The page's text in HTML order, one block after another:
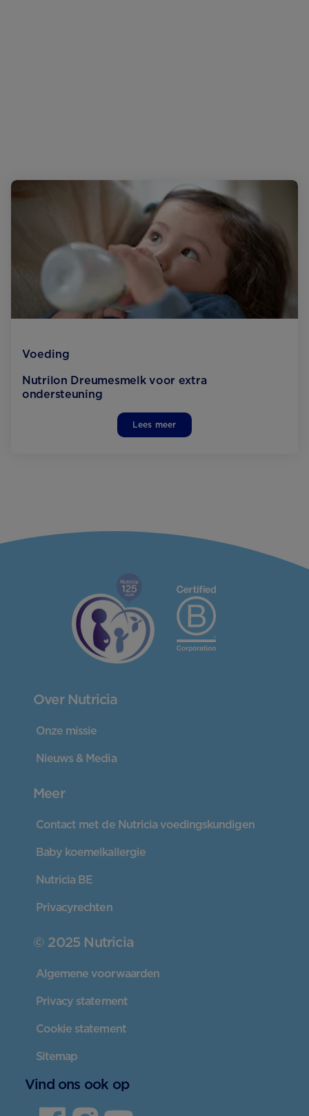
Voeding
Nutrilon Dreumesmelk voor extra
ondersteuning
Lees meer
Over Nutricia
Onze missie
Nieuws & Media
Meer
Contact met de Nutricia voedingskundigen
Baby koemelkallergie
Nutricia BE
Privacyrechten
© 2025 Nutricia
Algemene voorwaarden
Privacy statement
Cookie statement
Sitemap
Vind ons ook op